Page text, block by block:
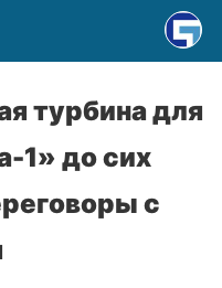
турбина для
1» до сих
с